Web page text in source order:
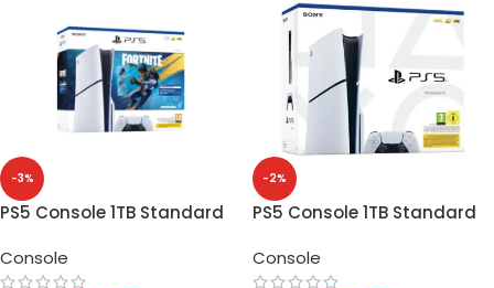
-3%
PS5 Console 1TB Standard
Chaos
Console
-2%
PS5 Console 1TB Standard
Console